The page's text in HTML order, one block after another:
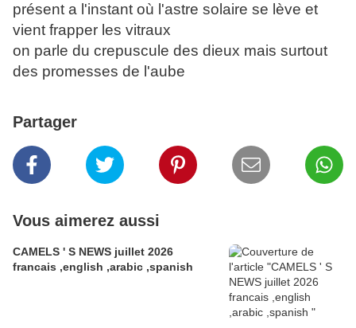
présent a l'instant où l'astre solaire se lève et
vient frapper les vitraux
on parle du crepuscule des dieux mais surtout
des promesses de l'aube
Partager
Vous aimerez aussi
CAMELS ' S NEWS juillet 2026
francais ,english ,arabic ,spanish